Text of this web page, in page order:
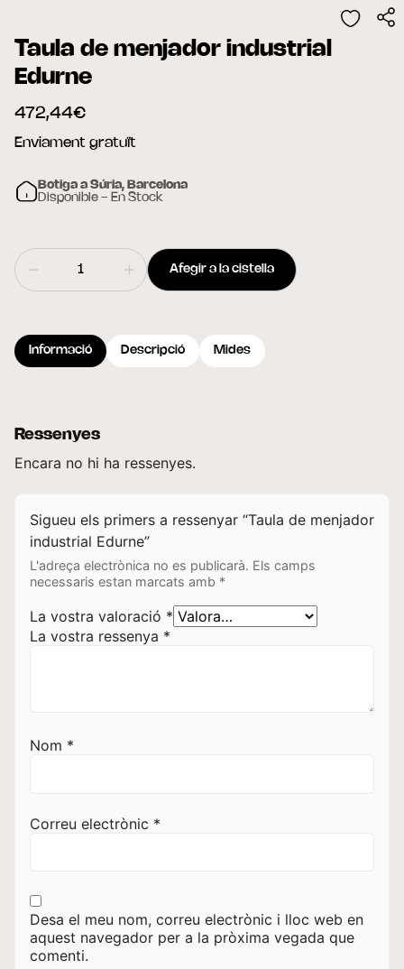
Taula de menjador industrial
Edurne
472,44€
Enviament gratuït
Botiga a Súria, Barcelona
Disponible - En Stock
Afegir a la cistella
Informació Descripció Mides
Ressenyes
Encara no hi ha ressenyes.
Sigueu els primers a ressenyar “Taula de menjador
industrial Edurne”
L'adreça electrònica no es publicarà. Els camps
necessaris estan marcats amb *
La vostra valoració *
La vostra ressenya *
Nom *
Correu electrònic *
Desa el meu nom, correu electrònic i lloc web en
aquest navegador per a la pròxima vegada que
comenti.